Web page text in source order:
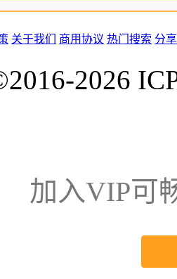
关于我们 商用协议 热门搜索 分
2026
加入VIP可